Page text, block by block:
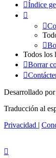
Índice
Todos los
Borrar
Desarrollado por
Traducción al
Privacidad